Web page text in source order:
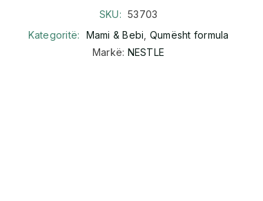
SKU: 53703
Kategoritë:
Mami & Bebi Qumësht formula
Markë: NESTLE